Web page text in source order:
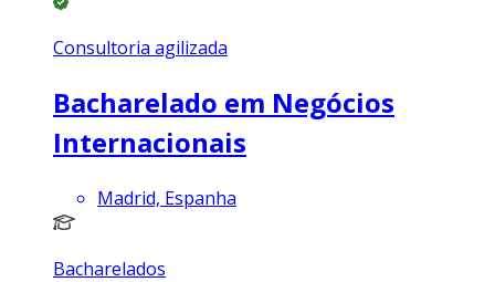
Consultoria agilizada
Bacharelado em Negócios
Internacionais
Madrid, Espanha
Bacharelados